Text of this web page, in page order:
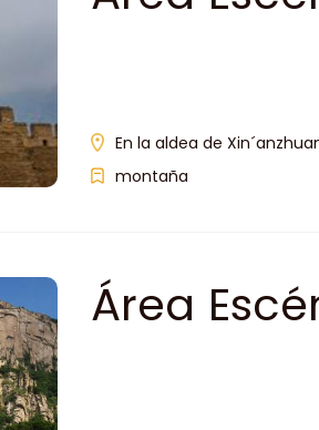
En la aldea de
montaña
Área